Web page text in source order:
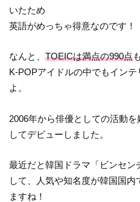
いたため
英語がめっちゃ得意なのです！
なんと、TOEICは満点の990点
K-POPアイドルの中でもイン
よ。
2006年から俳優としての活動
してデビューしました。
最近だと韓国ドラマ「ビンセン
して、人気や知名度が韓国国
ますね！